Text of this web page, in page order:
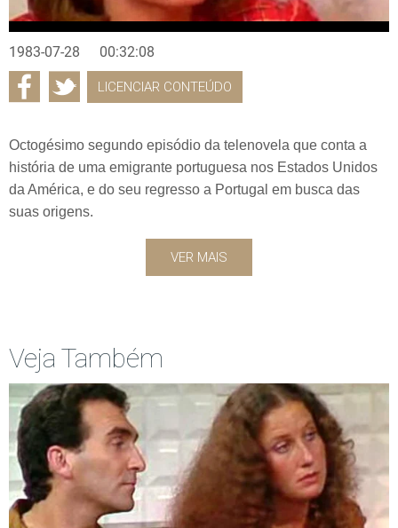
1983-07-28 00:32:08
LICENCIAR CONTEÚDO
Octogésimo segundo episódio da telenovela que conta a
história de uma emigrante portuguesa nos Estados Unidos
da América, e do seu regresso a Portugal em busca das
suas origens.
VER MAIS
Veja Também